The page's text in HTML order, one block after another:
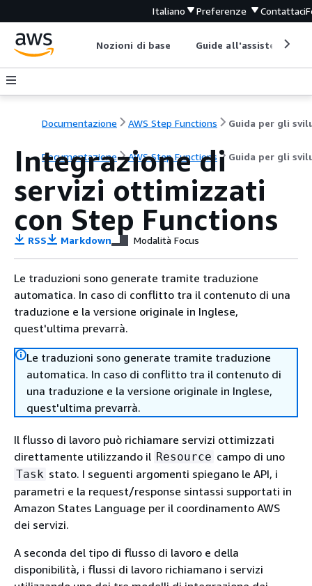
Italiano Preferenze Contattaci
Nozioni di base Guide all'assistenza
Documentazione AWS Step Functions
Documentazione AWS Step Functions Guida per gli
Integrazione di
servizi ottimizzati
con Step Functions
RSS Markdown Modalità Focus
Le traduzioni sono generate tramite traduzione
automatica. In caso di conflitto tra il contenuto di una
traduzione e la versione originale in Inglese,
quest'ultima prevarrà.
Le traduzioni sono generate tramite traduzione
automatica. In caso di conflitto tra il contenuto di
una traduzione e la versione originale in Inglese,
quest'ultima prevarrà.
Il flusso di lavoro può richiamare servizi ottimizzati
direttamente utilizzando il Resource campo di uno
Task stato. I seguenti argomenti spiegano le API, i
parametri e la request/response sintassi supportati in
Amazon States Language per il coordinamento AWS
dei servizi.
A seconda del tipo di flusso di lavoro e della
disponibilità, i flussi di lavoro richiamano i servizi